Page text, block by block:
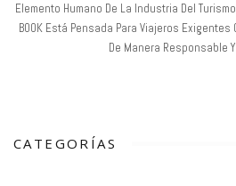
Elemento Humano De La Industria Del Turismo
BOOK Está Pensada Para Viajeros
De Manera Responsable
CATEGORÍAS